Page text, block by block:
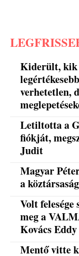
Kiderült, kik
verhetetlen,
Letiltotta a
fiókját,
Judit
Magyar
a
Volt
meg a
Kovács Eddy
Mentő vitte